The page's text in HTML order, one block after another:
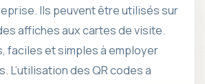
Ils peuvent être utilisés sur
affiches aux cartes de visite.
faciles et simples à employer
L’utilisation des QR codes a